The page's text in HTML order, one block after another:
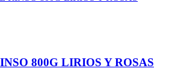
800G LIRIOS Y ROSAS